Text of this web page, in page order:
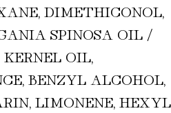
DIMETHICONOL,
SPINOSA OIL /
OIL,
BENZYL ALCOHOL,
LIMONENE, HEXYL